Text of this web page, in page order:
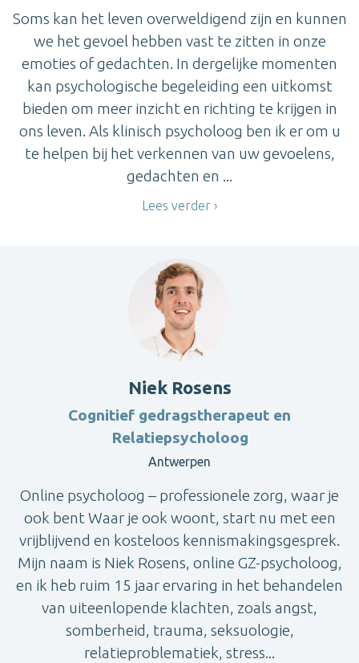
Soms kan het leven overweldigend zijn en kunnen
we het gevoel hebben vast te zitten in onze
emoties of gedachten. In dergelijke momenten
kan psychologische begeleiding een uitkomst
bieden om meer inzicht en richting te krijgen in
ons leven. Als klinisch psycholoog ben ik er om u
te helpen bij het verkennen van uw gevoelens,
gedachten en ...
Lees verder
Niek Rosens
Cognitief gedragstherapeut en
Relatiepsycholoog
Antwerpen
Online psycholoog – professionele zorg, waar je
ook bent Waar je ook woont, start nu met een
vrijblijvend en kosteloos kennismakingsgesprek.
Mijn naam is Niek Rosens, online GZ-psycholoog,
en ik heb ruim 15 jaar ervaring in het behandelen
van uiteenlopende klachten, zoals angst,
somberheid, trauma, seksuologie,
relatieproblematiek, stress...